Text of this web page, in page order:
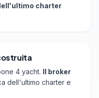
charter
4 yacht. Il broker
dell'ultimo charter e